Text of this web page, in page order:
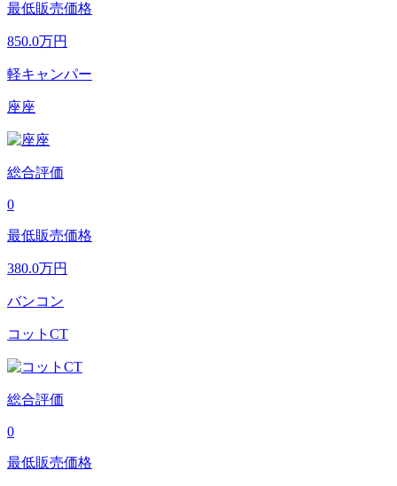
最低販売価格
850.0万円
軽キャンパー
座座
総合評価
0
最低販売価格
380.0万円
バンコン
コットCT
総合評価
0
最低販売価格